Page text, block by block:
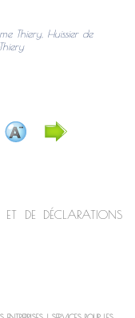
Thiery, Huissier de
ET DE DÉCLARATIONS